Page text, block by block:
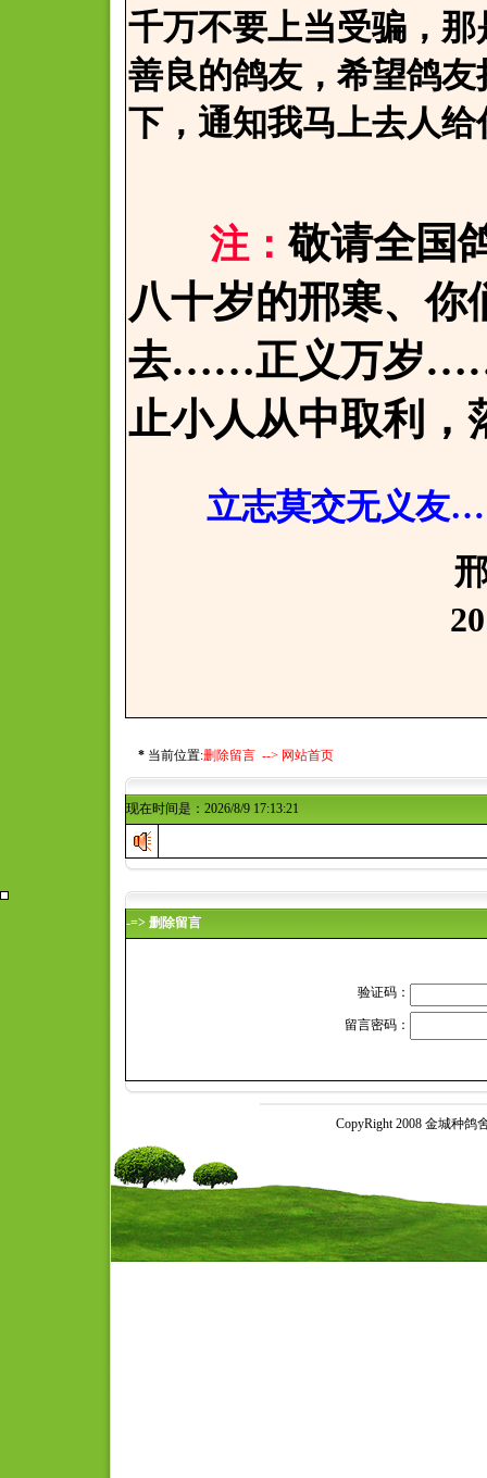
千万不要上当受骗，
善良的鸽友，希望鸽友
下，通知我马上去人给
注： 敬请全国
八十岁的邢寒、你
去……正义万岁……
止小人从中取利，
立志莫交无义友
邢寒
2017年7
* 当前位置:删除留言 --> 网站首页
现在时间是：2026/8/9 17:13:21
-=> 删除留言
验证码：
留言密码：
CopyRight 2008 金城种鸽